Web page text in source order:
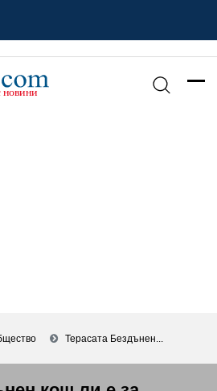
Терасата Бездънен...